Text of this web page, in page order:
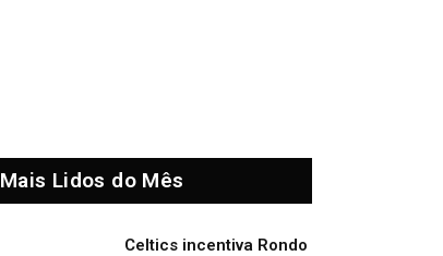
Mais Lidos do Mês
Celtics incentiva Rondo